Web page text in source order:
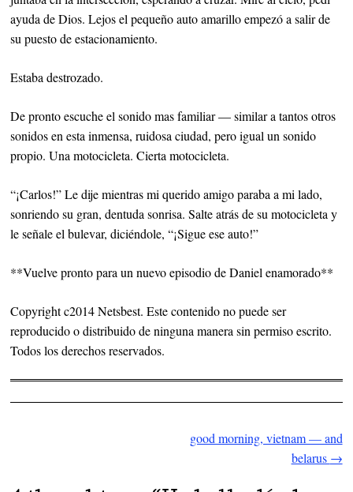
ayuda de Dios. Lejos el pequeño auto amarillo empezó a salir de
su puesto de estacionamiento.
Estaba destrozado.
De pronto escuche el sonido mas familiar — similar a tantos otros
sonidos en esta inmensa, ruidosa ciudad, pero igual un sonido
propio. Una motocicleta. Cierta motocicleta.
“¡Carlos!” Le dije mientras mi querido amigo paraba a mi lado,
sonriendo su gran, dentuda sonrisa. Salte atrás de su motocicleta y
le señale el bulevar, diciéndole, “¡Sigue ese auto!”
**Vuelve pronto para un nuevo episodio de Daniel enamorado**
Copyright c2014 Netsbest. Este contenido no puede ser
reproducido o distribuido de ninguna manera sin permiso escrito.
Todos los derechos reservados.
Post navigationgood morning, vietnam — and
belarus →